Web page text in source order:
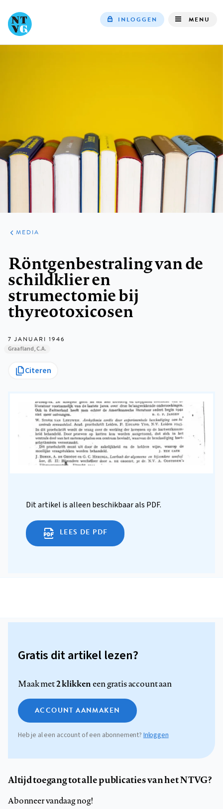
INLOGGEN MENU
ARTIKELEN
VARIA
MEDIA
Röntgenbestraling van de
schildklier en
strumectomie bij
thyreotoxicosen
7 JANUARI 1946
Graafland, C.A.
Citeren
Dit artikel is alleen beschikbaar als PDF.
LEES DE PDF
Gratis dit artikel lezen?
Maak met2 klikkeneen gratis account aan
ACCOUNT AANMAKEN
Heb je al een account of een abonnement? Inloggen
Altijd toegang tot alle publicaties van het NTVG?
Abonneer vandaag nog!